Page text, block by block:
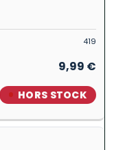
419
9,99 €
HORS STOCK